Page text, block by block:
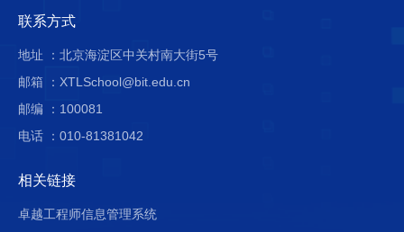
联系方式
地址 ：北京海淀区中关村南大街5号
邮箱 ：XTLSchool@bit.edu.cn
邮编 ：100081
电话 ：010-81381042
相关链接
卓越工程师信息管理系统